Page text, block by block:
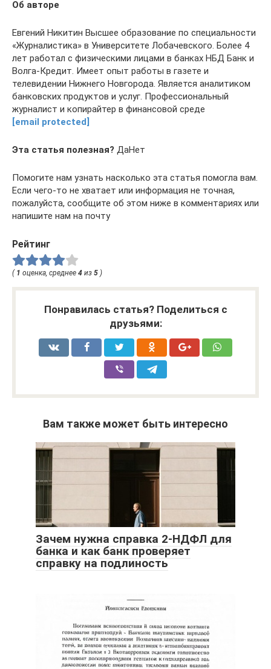
Об авторе
Евгений Никитин Высшее образование по специальности
«Журналистика» в Университете Лобачевского. Более 4
лет работал с физическими лицами в банках НБД Банк и
Волга-Кредит. Имеет опыт работы в газете и
телевидении Нижнего Новгорода. Является аналитиком
банковских продуктов и услуг. Профессиональный
журналист и копирайтер в финансовой среде
[email protected]
Эта статья полезная? ДаНет
Помогите нам узнать насколько эта статья помогла вам.
Если чего-то не хватает или информация не точная,
пожалуйста, сообщите об этом ниже в комментариях или
напишите нам на почту
Рейтинг
( 1 оценка, среднее 4 из 5 )
Понравилась статья? Поделиться с
друзьями:
Вам также может быть интересно
Зачем нужна справка 2-НДФЛ для
банка и как банк проверяет
справку на подлиность